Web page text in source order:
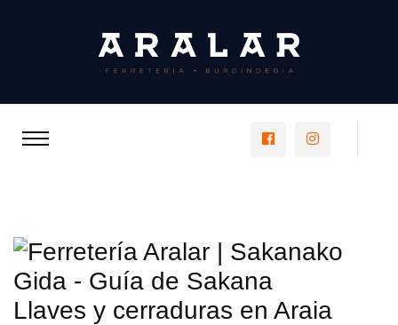
https://https://
Llaves y cerraduras en Araia